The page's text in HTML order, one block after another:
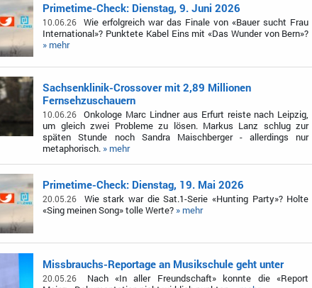
Primetime-Check: Dienstag, 9. Juni 2026
10.06.26
Wie erfolgreich war das Finale von «Bauer sucht Frau
International»? Punktete Kabel Eins mit «Das Wunder von Bern»?
» mehr
Sachsenklinik-Crossover mit 2,89 Millionen
Fernsehzuschauern
10.06.26
Onkologe Marc Lindner aus Erfurt reiste nach Leipzig,
um gleich zwei Probleme zu lösen. Markus Lanz schlug zur
späten Stunde noch Sandra Maischberger - allerdings nur
metaphorisch. » mehr
Primetime-Check: Dienstag, 19. Mai 2026
20.05.26
Wie stark war die Sat.1-Serie «Hunting Party»? Holte
«Sing meinen Song» tolle Werte? » mehr
Missbrauchs-Reportage an Musikschule geht unter
20.05.26
Nach «In aller Freundschaft» konnte die «Report